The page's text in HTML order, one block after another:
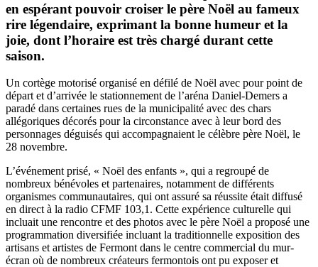
en espérant pouvoir croiser le père Noël au fameux
rire légendaire, exprimant la bonne humeur et la
joie, dont l’horaire est très chargé durant cette
saison.
Un cortège motorisé organisé en défilé de Noël avec pour point de
départ et d’arrivée le stationnement de l’aréna Daniel-Demers a
paradé dans certaines rues de la municipalité avec des chars
allégoriques décorés pour la circonstance avec à leur bord des
personnages déguisés qui accompagnaient le célèbre père Noël, le
28 novembre.
L’événement prisé, « Noël des enfants », qui a regroupé de
nombreux bénévoles et partenaires, notamment de différents
organismes communautaires, qui ont assuré sa réussite était diffusé
en direct à la radio CFMF 103,1. Cette expérience culturelle qui
incluait une rencontre et des photos avec le père Noël a proposé une
programmation diversifiée incluant la traditionnelle exposition des
artisans et artistes de Fermont dans le centre commercial du mur-
écran où de nombreux créateurs fermontois ont pu exposer et